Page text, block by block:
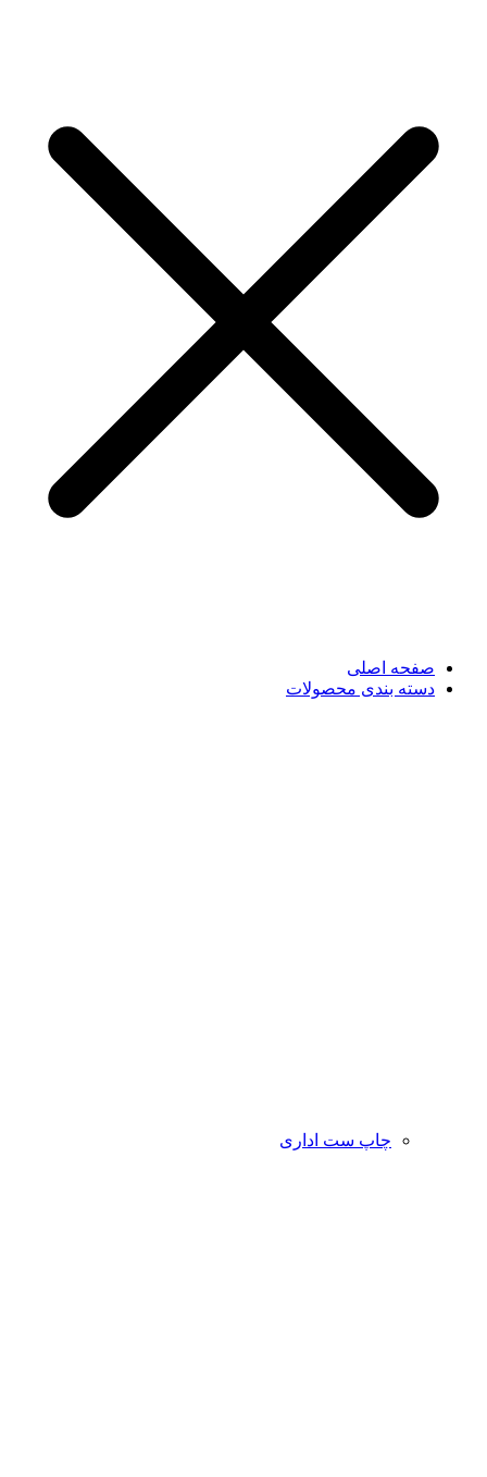
صفحه اصلی
دسته بندی محصولات
چاپ ست اداری